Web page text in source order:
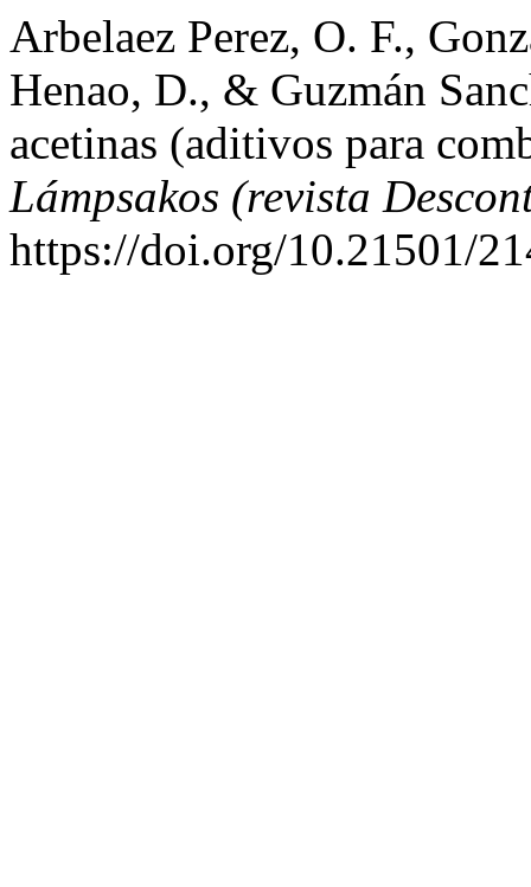
Arbelaez Perez, O. F.,
Henao, D., & Guzmán
acetinas (aditivos para
Lámpsakos (revista
https://doi.org/10.21501/